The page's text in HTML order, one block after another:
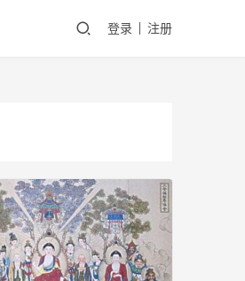
登录 注册